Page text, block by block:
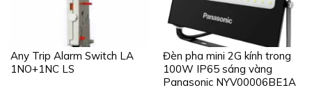
Any Trip Alarm Switch LA
1NO+1NC LS
Đèn pha mini 2G kính trong
100W IP65 sáng vàng
Panasonic NYV00006BE1A